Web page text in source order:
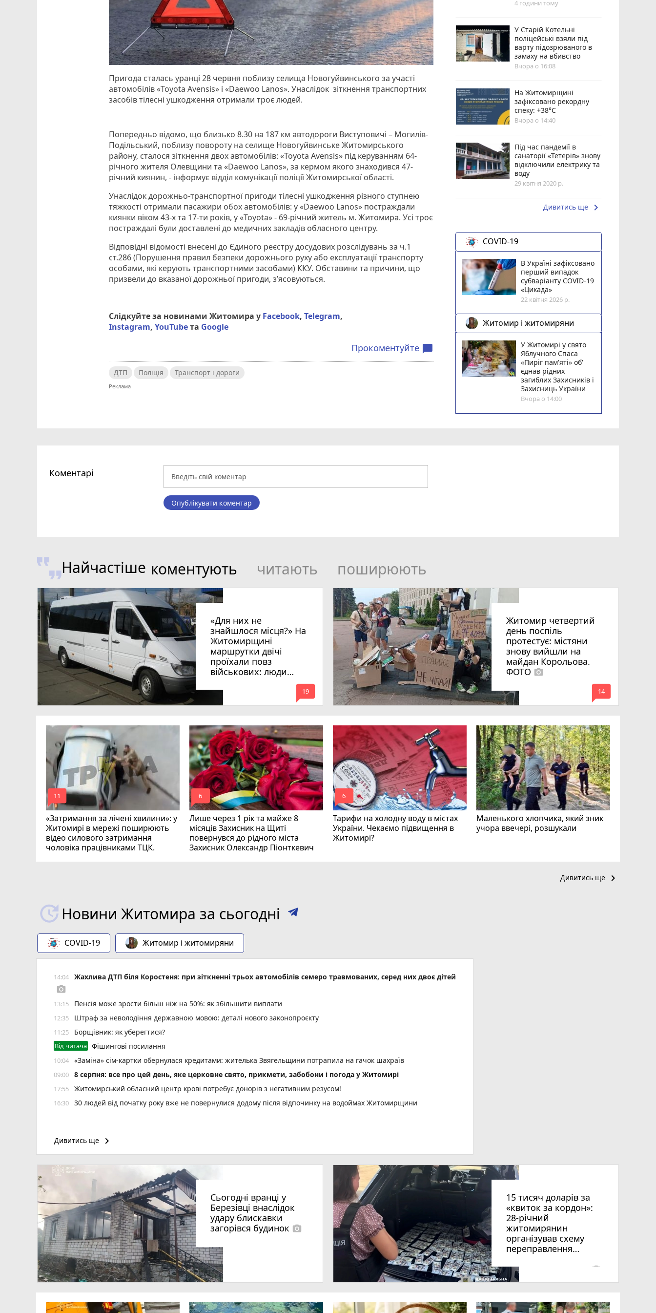
Пригода сталась уранці 28 червня поблизу селища Новогуйвинського за участі
автомобілів «Toyota Avensis» і «Daewoo Lanos». Унаслідок зіткнення транспортних
засобів тілесні ушкодження отримали троє людей.
Попередньо відомо, що близько 8.30 на 187 км автодороги Виступовичі – Могилів-
Подільський, поблизу повороту на селище Новогуйвинське Житомирського
району, сталося зіткнення двох автомобілів: «Toyota Avensis» під керуванням 64-
річного жителя Олевщини та «Daewoo Lanos», за кермом якого знаходився 47-
річний киянин, - інформує відділ комунікації поліції Житомирської області.
Унаслідок дорожньо-транспортної пригоди тілесні ушкодження різного ступнею
тяжкості отримали пасажири обох автомобілів: у «Daewoo Lanos» постраждали
киянки віком 43-х та 17-ти років, у «Toyota» - 69-річний житель м. Житомира. Усі троє
постраждалі були доставлені до медичних закладів обласного центру.
Відповідні відомості внесені до Єдиного реєстру досудових розслідувань за ч.1
ст.286 (Порушення правил безпеки дорожнього руху або експлуатації транспорту
особами, які керують транспортними засобами) ККУ. Обставини та причини, що
призвели до вказаної дорожньої пригоди, з’ясовуються.
Слідкуйте за новинами Житомира у Facebook,Telegram,
Instagram,YouTubeта Google
Прокоментуйте chat_bubble
ДТП Поліція Транспорт і дороги
4 години тому
У Старій Котельні
поліцейські взяли під
варту підозрюваного в
замаху на вбивство
Вчора о 16:08
Н️а Житомирщині
зафіксовано рекордну
спеку: +38°C
Вчора о 14:40
Під час пандемії в
санаторії «Тетерів» знову
відключили електрику та
воду
29 квітня 2020 р.
Дивитись ще keyboard_arrow_right
COVID-19
В Україні зафіксовано
перший випадок
субваріанту COVID-19
«Цикада»
22 квітня 2026 р.
Житомир і житомиряни
У Житомирі у свято
Яблучного Спаса
«Пиріг пам'яті» об'
єднав рідних
загиблих Захисників і
Захисниць України
Вчора о 14:00
Коментарі
Опублікувати коментар
Найчастіше коментують читають поширюють
«Для них не
знайшлося місця?» На
Житомирщині
маршрутки двічі
проїхали повз
військових: люди
вимагають покарати
винних
mode_comment
19
Житомир четвертий
день поспіль
протестує: містяни
знову вийшли на
майдан Корольова.
ФОТО photo_camera
mode_comment
14
«Затримання за лічені хвилини»: у
Житомирі в мережі поширюють
відео силового затримання
чоловіка працівниками ТЦК.
mode_comment
11
Лише через 1 рік та майже 8
місяців Захисник на Щиті
повернувся до рідного міста
Захисник Олександр Піонткевич
mode_comment
6
Тарифи на холодну воду в містах
України. Чекаємо підвищення в
Житомирі?
mode_comment
6
Маленького хлопчика, який зник
учора ввечері, розшукали
Дивитись ще keyboard_arrow_right
Новини Житомира за сьогодні
COVID-19 Житомир і житомиряни
14:04 Жахлива ДТП біля Коростеня: при зіткненні трьох автомобілів семеро травмованих, серед них двоє дітей
photo_camera
13:15 Пенсія може зрости більш ніж на 50%: як збільшити виплати
12:35 Штраф за неволодіння державною мовою: деталі нового законопроєкту
11:25 Борщівник: як уберегтися?
Від читача Фішингові посилання
10:04 «Заміна» сім-картки обернулася кредитами: жителька Звягельщини потрапила на гачок шахраїв
09:00 8 серпня: все про цей день, яке церковне свято, прикмети, забобони і погода у Житомирі
17:55 Житомирський обласний центр крові потребує донорів з негативним резусом!
16:30 30 людей від початку року вже не повернулися додому після відпочинку на водоймах Житомирщини
Дивитись ще keyboard_arrow_right
Сьогодні вранці у
Березівці внаслідок
удару блискавки
загорівся будинок photo_camera
15 тисяч доларів за
«квиток за кордон»:
28-річний
житомирянин
організував схему
переправлення
віку за межі країни
photo_camera